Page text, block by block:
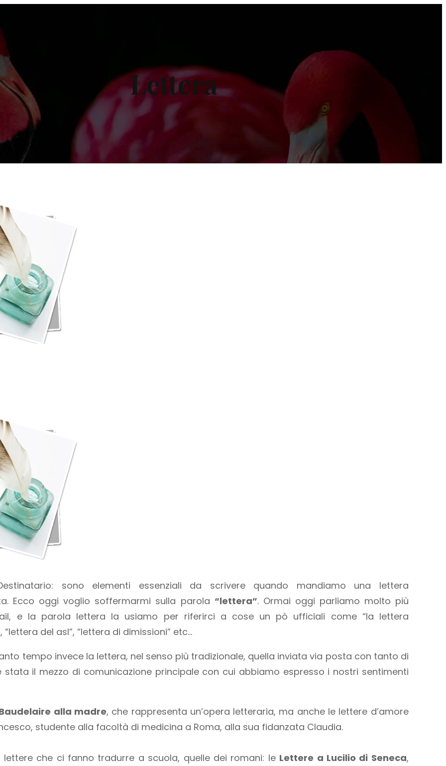
Lettera
sono elementi essenziali da scrivere quando mandiamo una lettera
Ecco oggi voglio soffermarmi sulla parola “lettera”. Ormai oggi parliamo molto più
e la parola lettera la usiamo per riferirci a cose un pò ufficiali come “la lettera
“lettera del asl”, “lettera di dimissioni” etc…
tempo invece la lettera, nel senso più tradizionale, quella inviata via posta con tanto di
stata il mezzo di comunicazione principale con cui abbiamo espresso i nostri sentimenti
alla madre, che rappresenta un’opera letteraria, ma anche le lettere d’amore
studente alla facoltà di medicina a Roma, alla sua fidanzata Claudia.
lettere che ci fanno tradurre a scuola, quelle dei romani: le Lettere a Lucilio di Seneca,